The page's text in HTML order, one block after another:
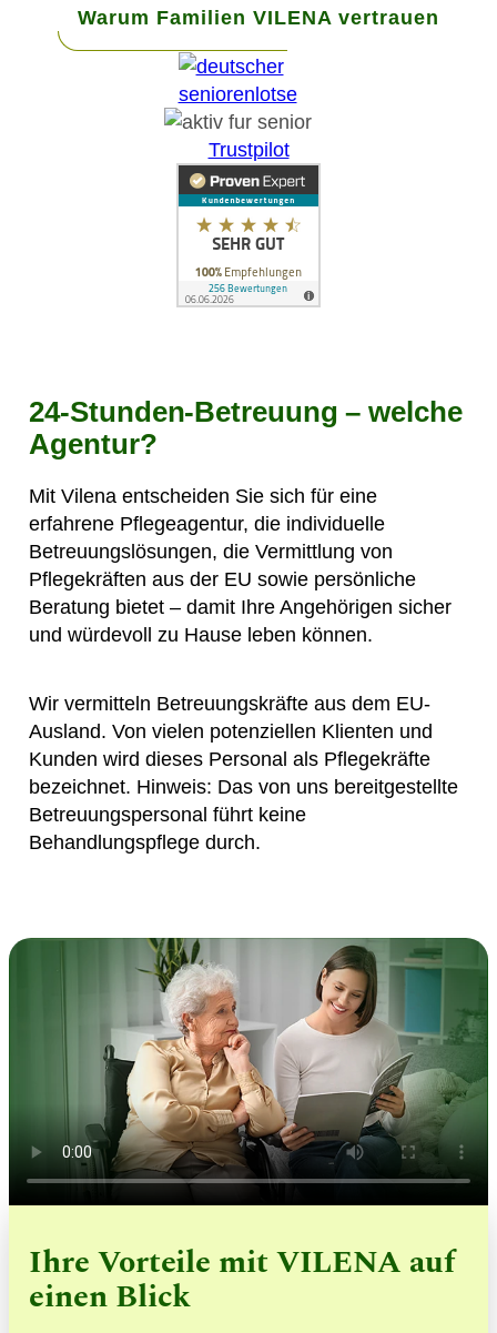
Warum Familien VILENA vertrauen
Trustpilot
24-Stunden-Betreuung – welche
Agentur?
Mit Vilena entscheiden Sie sich für eine
erfahrene Pflegeagentur, die individuelle
Betreuungslösungen, die Vermittlung von
Pflegekräften aus der EU sowie persönliche
Beratung bietet – damit Ihre Angehörigen sicher
und würdevoll zu Hause leben können.
Wir vermitteln Betreuungskräfte aus dem EU-
Ausland. Von vielen potenziellen Klienten und
Kunden wird dieses Personal als Pflegekräfte
bezeichnet. Hinweis: Das von uns bereitgestellte
Betreuungspersonal führt keine
Behandlungspflege durch.
Ihre Vorteile mit VILENA auf
einen Blick